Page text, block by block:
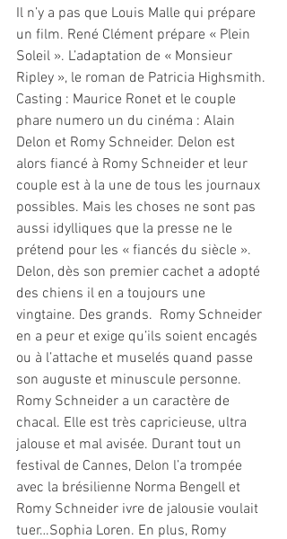
Il n’y a pas que Louis Malle qui prépare
un film. René Clément prépare « Plein
Soleil ». L’adaptation de « Monsieur
Ripley », le roman de Patricia Highsmith.
Casting : Maurice Ronet et le couple
phare numero un du cinéma : Alain
Delon et Romy Schneider. Delon est
alors fiancé à Romy Schneider et leur
couple est à la une de tous les journaux
possibles. Mais les choses ne sont pas
aussi idylliques que la presse ne le
prétend pour les « fiancés du siècle ».
Delon, dès son premier cachet a adopté
des chiens il en a toujours une
vingtaine. Des grands.  Romy Schneider
en a peur et exige qu’ils soient encagés
ou à l’attache et muselés quand passe
son auguste et minuscule personne.
Romy Schneider a un caractère de
chacal. Elle est très capricieuse, ultra
jalouse et mal avisée. Durant tout un
festival de Cannes, Delon l’a trompée
avec la brésilienne Norma Bengell et
Romy Schneider ivre de jalousie voulait
tuer…Sophia Loren. En plus, Romy